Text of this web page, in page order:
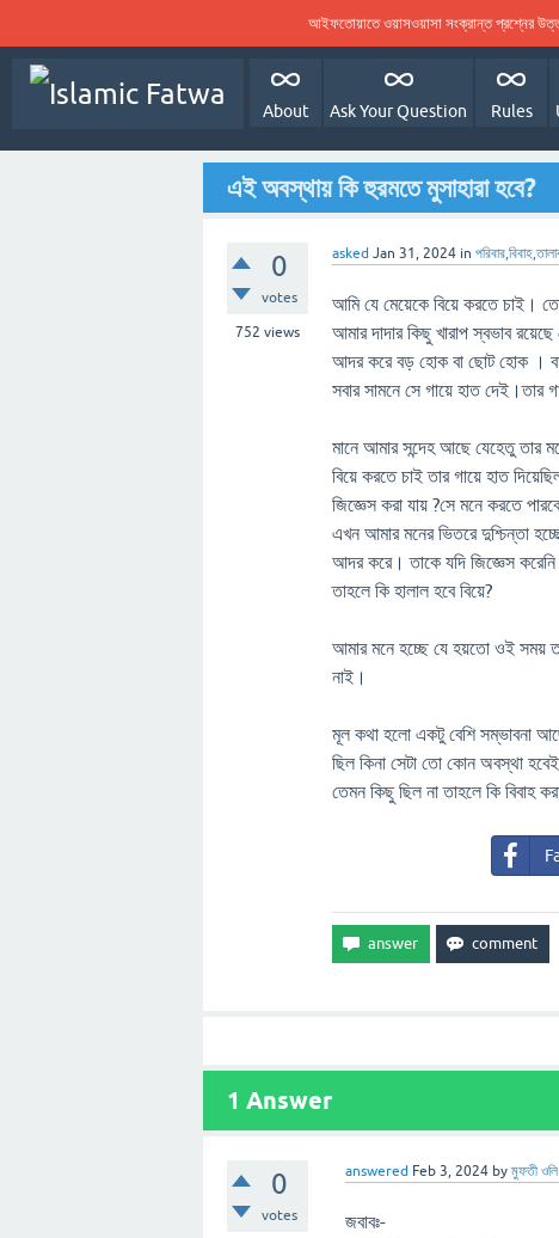
আইফতোয়াতে ওয়াসওয়াসা সংক্রান্ত প্রশ্নের
About Ask Your Question Rules
এই অবস্থায় কি হুরমতে মুসাহারা হবে?
0
votes
752 views
asked Jan 31, 2024 in
আমি যে মেয়েকে বিয়ে করতে চাই।
আমার দাদার কিছু খারাপ স্বভাব
আদর করে বড় হোক বা ছোট হোক । বড়
সবার সামনে সে গায়ে হাত দেই।তার
মানে আমার সন্দেহ আছে যেহেতু তার
বিয়ে করতে চাই তার গায়ে হাত
জিজ্ঞেস করা যায় ?সে মনে করতে
এখন আমার মনের ভিতরে দুশ্চিন্তা
আদর করে। তাকে যদি জিজ্ঞেস করেনি
তাহলে কি হালাল হবে বিয়ে?
আমার মনে হচ্ছে যে হয়তো ওই সময়
নাই।
মূল কথা হলো একটু বেশি সম্ভাবনা
ছিল কিনা সেটা তো কোন অবস্থা
তেমন কিছু ছিল না তাহলে কি বিবাহ
1 Answer
0
votes
answered Feb 3, 2024 byমুফতী
জবাবঃ-